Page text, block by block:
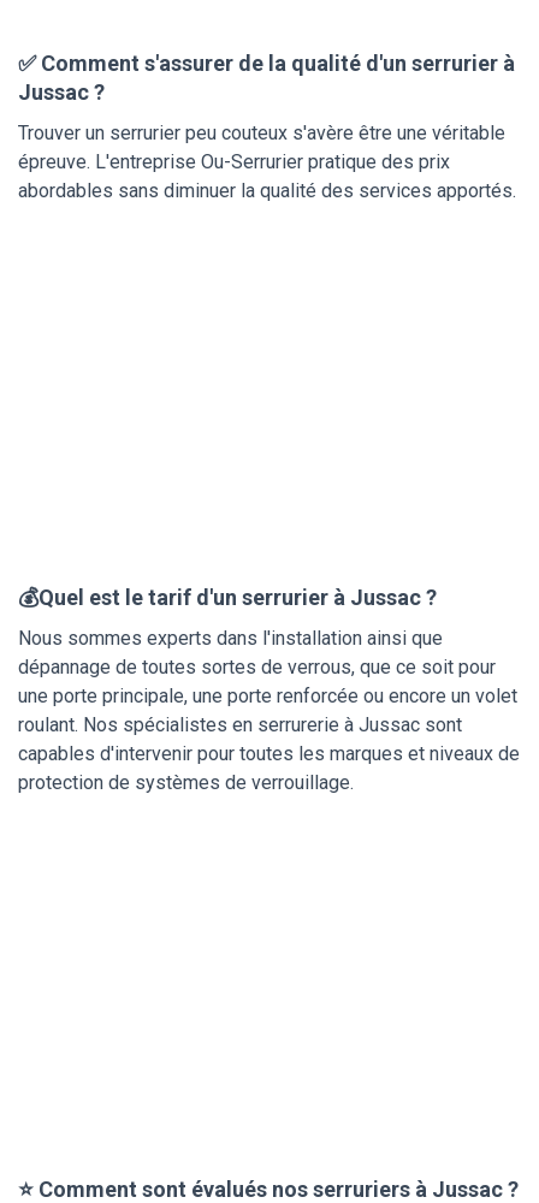
✅ Comment s'assurer de la qualité d'un serrurier à
Jussac ?
Trouver un serrurier peu couteux s'avère être une véritable
épreuve. L'entreprise Ou-Serrurier pratique des prix
abordables sans diminuer la qualité des services apportés.
💰Quel est le tarif d'un serrurier à Jussac ?
Nous sommes experts dans l'installation ainsi que
dépannage de toutes sortes de verrous, que ce soit pour
une porte principale, une porte renforcée ou encore un volet
roulant. Nos spécialistes en serrurerie à Jussac sont
capables d'intervenir pour toutes les marques et niveaux de
protection de systèmes de verrouillage.
⭐ Comment sont évalués nos serruriers à Jussac ?